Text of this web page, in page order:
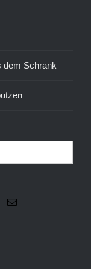
dem Schrank